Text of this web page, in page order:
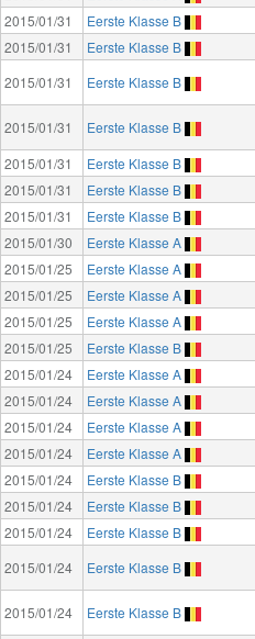
2015/01/31
Eerste Klasse B
2015/01/31
Eerste Klasse B
2015/01/31
Eerste Klasse B
2015/01/31
Eerste Klasse B
2015/01/31
Eerste Klasse B
2015/01/31
Eerste Klasse B
2015/01/31
Eerste Klasse B
2015/01/30
Eerste Klasse A
2015/01/25
Eerste Klasse A
2015/01/25
Eerste Klasse A
2015/01/25
Eerste Klasse A
2015/01/25
Eerste Klasse B
2015/01/24
Eerste Klasse A
2015/01/24
Eerste Klasse A
2015/01/24
Eerste Klasse A
2015/01/24
Eerste Klasse A
2015/01/24
Eerste Klasse B
2015/01/24
Eerste Klasse B
2015/01/24
Eerste Klasse B
2015/01/24
Eerste Klasse B
2015/01/24 Eerste Klasse B